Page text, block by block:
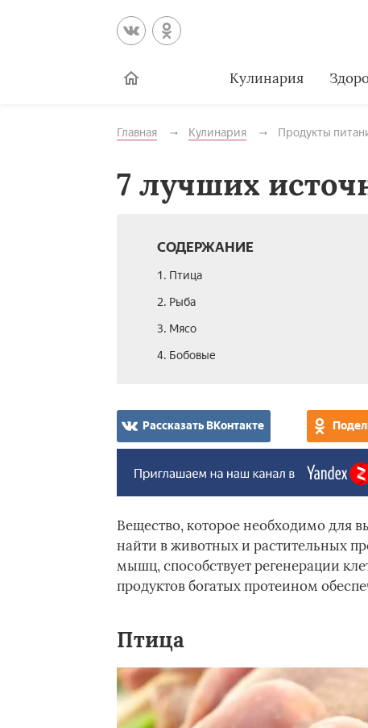
Кулинария
Главная Кулинария Продукты
7 лучших
СОДЕРЖАНИЕ
1. Птица
2. Рыба
3. Мясо
4. Бобовые
Рассказать ВКонтакте
Вещество, которое необходимо для
найти в животных и растительных
мышц, способствует регенерации
продуктов богатых протеином
Птица